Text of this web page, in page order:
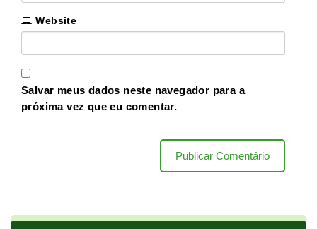
Website
Salvar meus dados neste navegador para a
próxima vez que eu comentar.